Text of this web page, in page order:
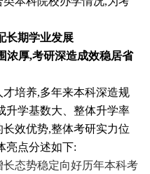
长期学业发展
浓厚,考研深造成效稳居省
培养,多年来本科深造规
升学基数大、整体升学率
效优势,整体考研实力位
亮点分述如下:
势稳定向好历年本科考